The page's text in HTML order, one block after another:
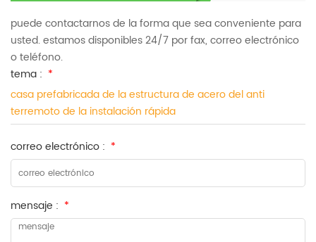
puede contactarnos de la forma que sea conveniente para
usted. estamos disponibles 24/7 por fax, correo electrónico
o teléfono.
tema : *
casa prefabricada de la estructura de acero del anti
terremoto de la instalación rápida
correo electrónico : *
mensaje : *